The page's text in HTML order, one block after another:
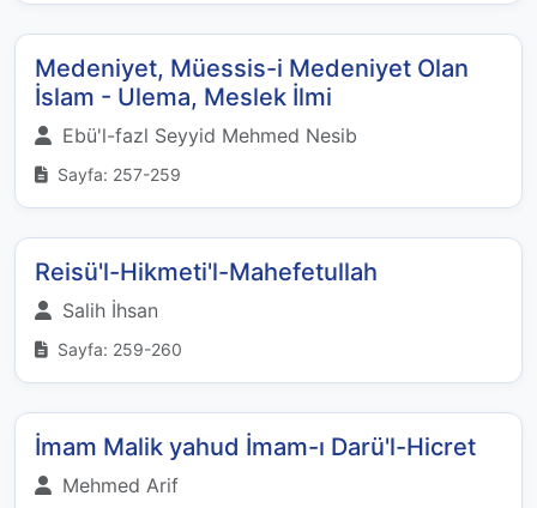
Medeniyet, Müessis-i Medeniyet Olan
İslam - Ulema, Meslek İlmi
Ebü'l-fazl Seyyid Mehmed Nesib
Sayfa: 257-259
Reisü'l-Hikmeti'l-Mahefetullah
Salih İhsan
Sayfa: 259-260
İmam Malik yahud İmam-ı Darü'l-Hicret
Mehmed Arif